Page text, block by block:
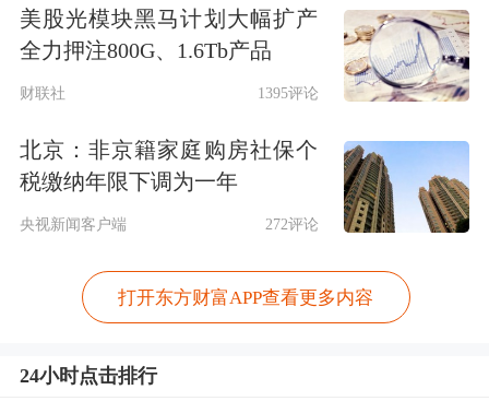
603766
隆鑫通用 4.32
1.19
833455
汇隆活塞 3.85
1.99
002068
3.84
603960
克来机电 2.59
2.18
002122
汇洲智能 6.77
6.81
001282
三联锻造
6.57
300922
天秦装备 3.75
2.81
美股光模块黑马计划大幅扩产
全力押注800G、1.6Tb产品
财联社 1395评论
北京：非京籍家庭购房社保个
税缴纳年限下调为一年
央视新闻客户端 272评论
打开东方财富APP查看更多内容
24小时点击排行